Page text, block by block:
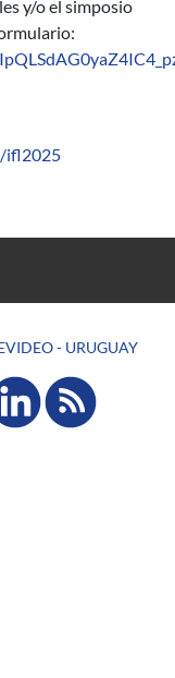
y/o el simposio
ifl2025
- URUGUAY